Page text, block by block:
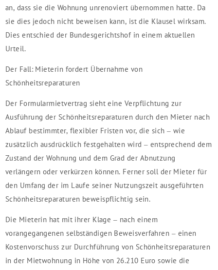
an, dass sie die Wohnung unrenoviert übernommen hatte. Da
sie dies jedoch nicht beweisen kann, ist die Klausel wirksam.
Dies entschied der Bundesgerichtshof in einem aktuellen
Urteil.
Der Fall: Mieterin fordert Übernahme von
Schönheitsreparaturen
Der Formularmietvertrag sieht eine Verpflichtung zur
Ausführung der Schönheitsreparaturen durch den Mieter nach
Ablauf bestimmter, flexibler Fristen vor, die sich – wie
zusätzlich ausdrücklich festgehalten wird – entsprechend dem
Zustand der Wohnung und dem Grad der Abnutzung
verlängern oder verkürzen können. Ferner soll der Mieter für
den Umfang der im Laufe seiner Nutzungszeit ausgeführten
Schönheitsreparaturen beweispflichtig sein.
Die Mieterin hat mit ihrer Klage – nach einem
vorangegangenen selbständigen Beweisverfahren – einen
Kostenvorschuss zur Durchführung von Schönheitsreparaturen
in der Mietwohnung in Höhe von 26.210 Euro sowie die